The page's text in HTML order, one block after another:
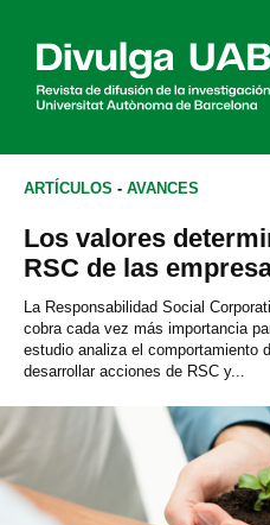
Agenda
English
BUSCAR
ARTÍCULOS - AVANCES
Los valores
RSC de las
La Responsabilidad Social
cobra cada vez más importancia
estudio analiza el comportamiento
desarrollar acciones de RSC y...